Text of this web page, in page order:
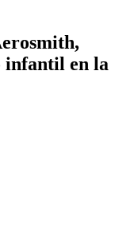
infantil en la